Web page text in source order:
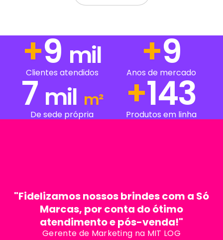
+13 mil
Clientes atendidos +13
Anos de mercado
7 mil m²
De sede própria +208
Produtos em linha
"Fidelizamos nossos brindes com a Só
Marcas, por conta do ótimo
atendimento e pós-venda!"
Gerente de Marketing na MIT LOG